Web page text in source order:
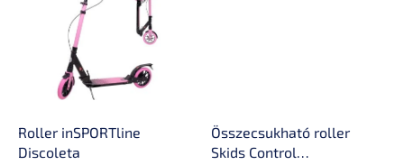
Roller inSPORTline
Discoleta
Összecsukható roller
Skids Control